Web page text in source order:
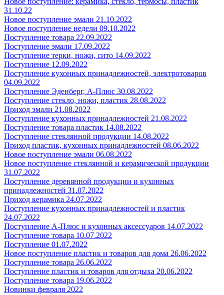
31.10.22
Новое поступление эмали 21.10.2022
Новое поступление недели 09.10.2022
Поступление товара 22.09.2022
Поступление эмали 17.09.2022
Поступление терки, ножи, сито 14.09.2022
Поступление 12.09.2022
Поступление кухонных принадлежностей, электротоваров
04.09.2022
Поступление Эденберг, А-Плюс 30.08.2022
Поступление стекло, ножи, пластик 28.08.2022
Приход эмали 21.08.2022
Поступление кухонных принадлежностей 21.08.2022
Поступление товара пластик 14.08.2022
Поступление стеклянной продукции 14.08.2022
Приход пластик, кухонных принадлежностей 08.06.2022
Новое поступление эмали 06.08.2022
Новое поступление стеклянной и керамической продукции
31.07.2022
Поступление деревянной продукции и кухонных
принадлежностей 31.07.2022
Приход керамика 24.07.2022
Поступление кухонных принадлежностей и пластик
24.07.2022
Поступление А-Плюс и кухонных аксессуаров 14.07.2022
Поступление товара 10.07.2022
Поступление 01.07.2022
Новое поступление пластик и товаров для дома 26.06.2022
Поступление товара 26.06.2022
Поступление пластик и товаров для отдыха 20.06.2022
Поступление товара 19.06.2022
Новинки февраля 2022